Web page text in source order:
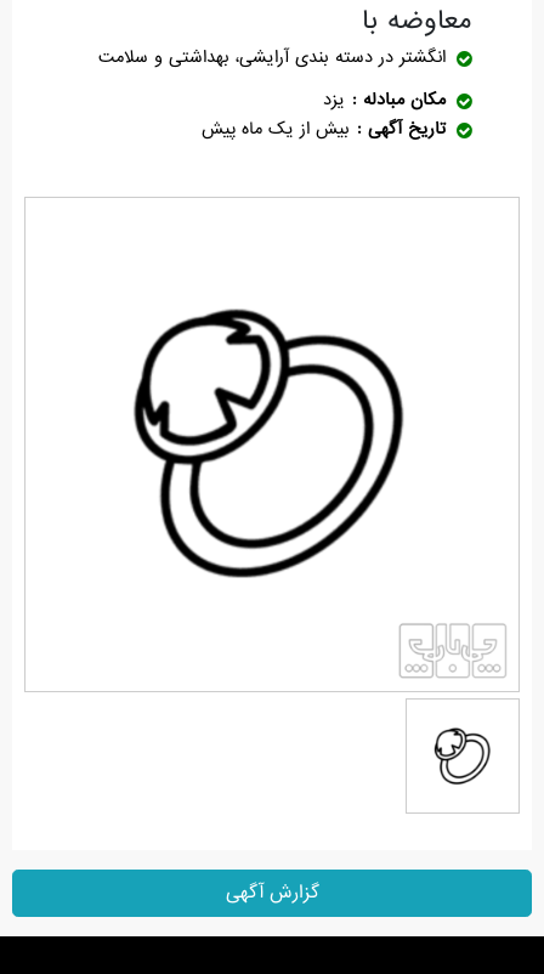
معاوضه با
انگشتر در دسته بندی آرایشی، بهداشتی و سلامت
مکان مبادله
یزد
تاریخ آگهی
بیش از یک ماه پیش
گزارش آگهی